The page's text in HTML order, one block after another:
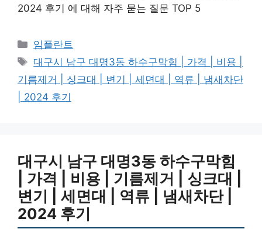
2024 후기 에 대해 자주 묻는 질문 TOP 5
카
테
고
리
임플란트
태
그
대구시 남구 대명3동 하수구막힘 | 가격 | 비용 |
기름제거 | 싱크대 | 변기 | 세면대 | 역류 | 냄새차단
| 2024 후기
대구시 남구 대명3동 하수구막힘
| 가격 | 비용 | 기름제거 | 싱크대 |
변기 | 세면대 | 역류 | 냄새차단 |
2024 후기